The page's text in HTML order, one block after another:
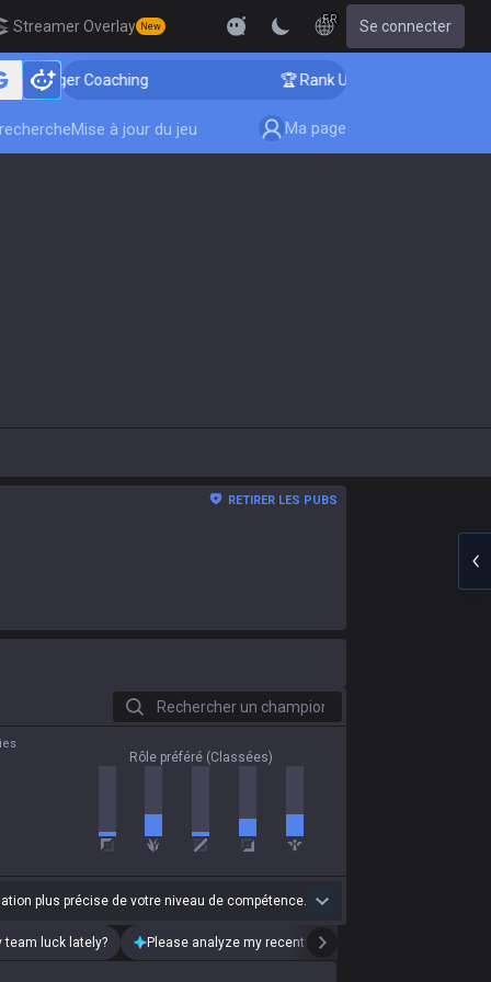
Streamer Overlay New
FR Se connecter
Coaching 🏆 Rank Up in 3 Days! Challenger
Mise à jour du jeu Ma page
RETIRER LES PUBS
Rechercher un champion
Rôle préféré (Classées)
plus précise de votre niveau de compétence.
team luck lately? Please analyze my recent playstyle.